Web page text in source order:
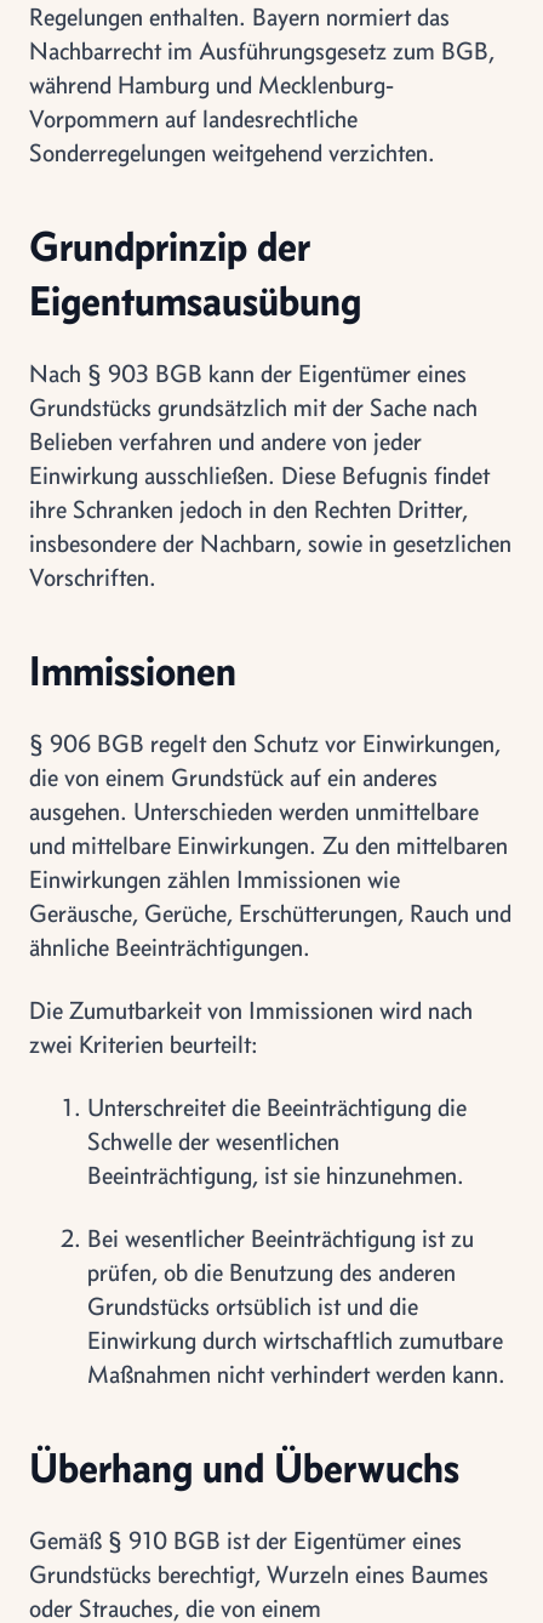
Regelungen enthalten. Bayern normiert das
Nachbarrecht im Ausführungsgesetz zum BGB,
während Hamburg und Mecklenburg-
Vorpommern auf landesrechtliche
Sonderregelungen weitgehend verzichten.
Grundprinzip der
Eigentumsausübung
Nach § 903 BGB kann der Eigentümer eines
Grundstücks grundsätzlich mit der Sache nach
Belieben verfahren und andere von jeder
Einwirkung ausschließen. Diese Befugnis findet
ihre Schranken jedoch in den Rechten Dritter,
insbesondere der Nachbarn, sowie in gesetzlichen
Vorschriften.
Immissionen
§ 906 BGB regelt den Schutz vor Einwirkungen,
die von einem Grundstück auf ein anderes
ausgehen. Unterschieden werden unmittelbare
und mittelbare Einwirkungen. Zu den mittelbaren
Einwirkungen zählen Immissionen wie
Geräusche, Gerüche, Erschütterungen, Rauch und
ähnliche Beeinträchtigungen.
Die Zumutbarkeit von Immissionen wird nach
zwei Kriterien beurteilt:
Unterschreitet die Beeinträchtigung die
Schwelle der wesentlichen
Beeinträchtigung, ist sie hinzunehmen.
Bei wesentlicher Beeinträchtigung ist zu
prüfen, ob die Benutzung des anderen
Grundstücks ortsüblich ist und die
Einwirkung durch wirtschaftlich zumutbare
Maßnahmen nicht verhindert werden kann.
Überhang und Überwuchs
Gemäß § 910 BGB ist der Eigentümer eines
Grundstücks berechtigt, Wurzeln eines Baumes
oder Strauches, die von einem